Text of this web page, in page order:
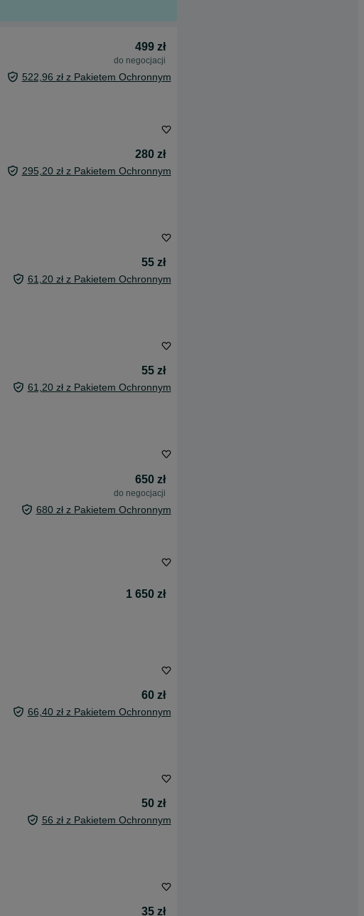
499 zł
do negocjacji
522,96 zł z Pakietem Ochronnym
280 zł
295,20 zł z Pakietem Ochronnym
55 zł
61,20 zł z Pakietem Ochronnym
55 zł
61,20 zł z Pakietem Ochronnym
650 zł
do negocjacji
680 zł z Pakietem Ochronnym
1 650 zł
60 zł
66,40 zł z Pakietem Ochronnym
50 zł
56 zł z Pakietem Ochronnym
35 zł